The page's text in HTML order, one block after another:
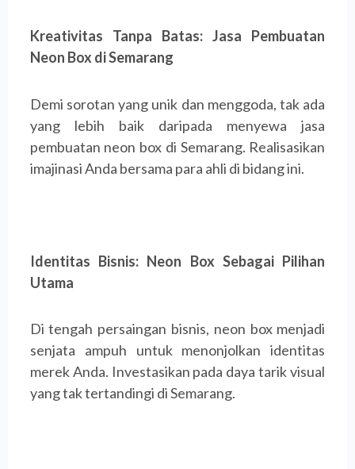
Kreativitas Tanpa Batas: Jasa Pembuatan
Neon Box di Semarang
Demi sorotan yang unik dan menggoda, tak ada
yang lebih baik daripada menyewa jasa
pembuatan neon box di Semarang. Realisasikan
imajinasi Anda bersama para ahli di bidang ini.
Identitas Bisnis: Neon Box Sebagai Pilihan
Utama
Di tengah persaingan bisnis, neon box menjadi
senjata ampuh untuk menonjolkan identitas
merek Anda. Investasikan pada daya tarik visual
yang tak tertandingi di Semarang.